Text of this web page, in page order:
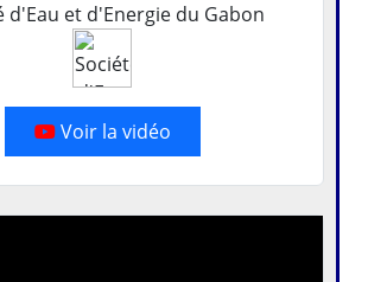
d'Eau et d'Energie du Gabon
Voir la vidéo